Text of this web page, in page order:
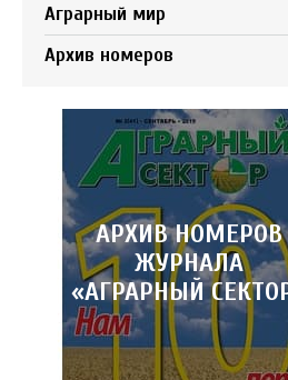
Аграрный мир
Архив номеров
АРХИВ НОМЕРОВ
ЖУРНАЛА
«АГРАРНЫЙ